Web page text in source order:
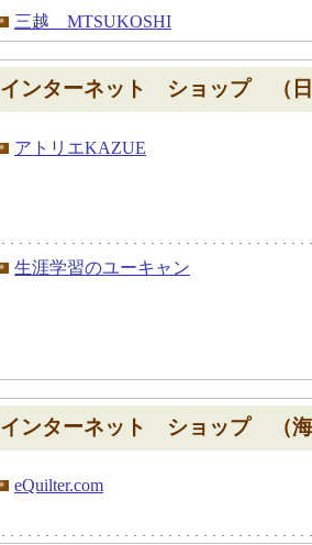
三越 MTSUKOSHI
インターネット ショップ （
アトリエKAZUE
生涯学習のユーキャン
インターネット ショップ （
eQuilter.com